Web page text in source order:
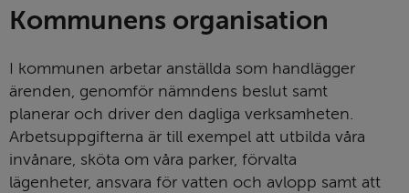
Kommunens organi­sation
I kommunen arbetar anställda som handlägger
ärenden, genomför nämndens beslut samt
planerar och driver den dagliga verksamheten.
Arbetsuppgifterna är till exempel att utbilda våra
invånare, sköta om våra parker, förvalta
lägenheter, ansvara för vatten och avlopp samt att